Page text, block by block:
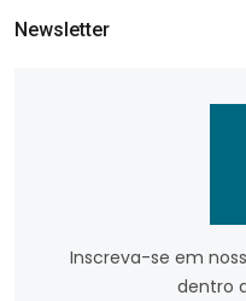
Newsletter
Inscreva-se em
dentro